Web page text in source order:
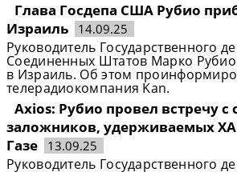
Глава Госдепа США Рубио
Израиль
14.09.25
Руководитель Государственного
Соединенных Штатов Марко
в Израиль. Об этом
телерадиокомпания Kan.
Axios: Рубио провел встречу с
заложников, удерживаемых
Газе
13.09.25
Руководитель Государственного